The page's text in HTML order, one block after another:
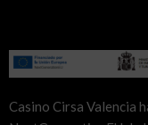
Casino Cirsa Valencia